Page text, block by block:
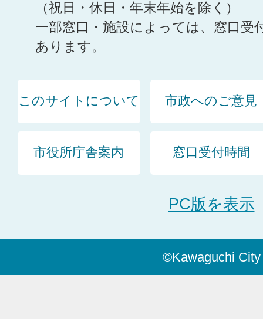
（祝日・休日・年末年始を除く）
一部窓口・施設によっては、窓口受
あります。
このサイトについて 市政へのご意見
市役所庁舎案内 窓口受付時間
PC版を表示
©Kawaguchi City